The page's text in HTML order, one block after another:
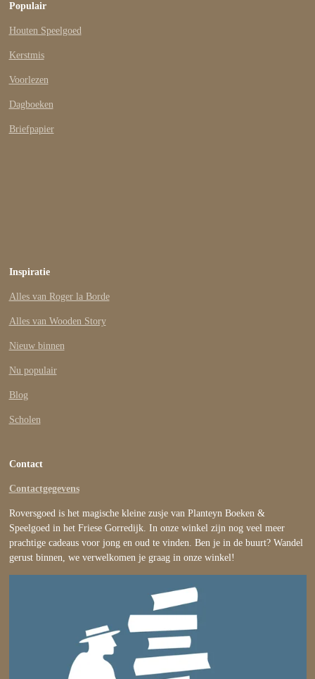
Populair
Houten Speelgoed
Kerstmis
Voorlezen
Dagboeken
Briefpapier
Inspiratie
Alles van Roger la Borde
Alles van Wooden Story
Nieuw binnen
Nu populair
Blog
Scholen
Contact
Contactgegevens
Roversgoed is het magische kleine zusje van Planteyn Boeken &
Speelgoed in het Friese Gorredijk. In onze winkel zijn nog veel meer
prachtige cadeaus voor jong en oud te vinden. Ben je in de buurt? Wandel
gerust binnen, we verwelkomen je graag in onze winkel!